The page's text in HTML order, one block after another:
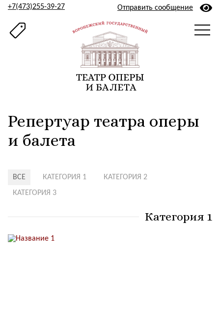
+7(473)255-39-27 Отправить сообщение
Репертуар театра оперы
и балета
ВСЕ КАТЕГОРИЯ 1
КАТЕГОРИЯ 2
КАТЕГОРИЯ 3
Категория 1